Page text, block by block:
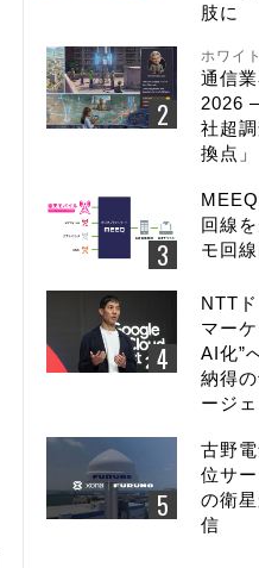
肢に
ホワイ
通信
2026
社超
換点」
回線
モ回
NTT
マー
AI化”
納得
ージェ
古野
位サ
の衛
信